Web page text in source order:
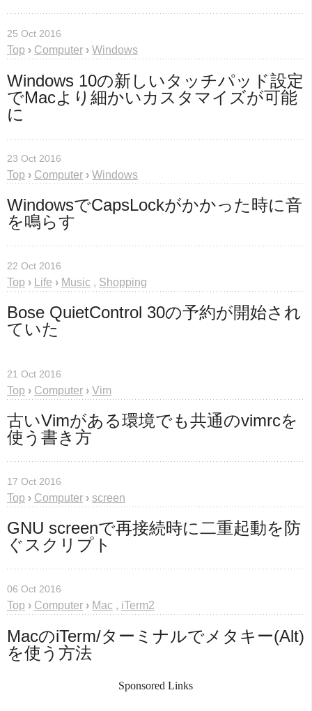
25 Oct 2016
Top › Computer › Windows
Windows 10の新しいタッチパッド設定
でMacより細かいカスタマイズが可能
に
23 Oct 2016
Top › Computer › Windows
WindowsでCapsLockがかかった時に音
を鳴らす
22 Oct 2016
Top › Life › Music , Shopping
Bose QuietControl 30の予約が開始され
ていた
21 Oct 2016
Top › Computer › Vim
古いVimがある環境でも共通のvimrcを
使う書き方
17 Oct 2016
Top › Computer › screen
GNU screenで再接続時に二重起動を防
ぐスクリプト
06 Oct 2016
Top › Computer › Mac , iTerm2
MacのiTerm/ターミナルでメタキー(Alt)
を使う方法
Sponsored Links